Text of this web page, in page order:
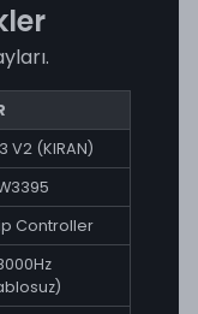
V2 (KIRAN)
Controller